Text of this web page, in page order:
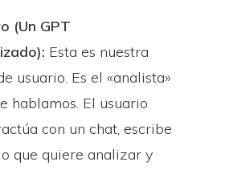
(Un GPT
Esta es nuestra
usuario. Es el «analista»
hablamos. El usuario
con un chat, escribe
que quiere analizar y